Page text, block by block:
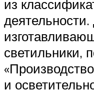
из
светильники,
и